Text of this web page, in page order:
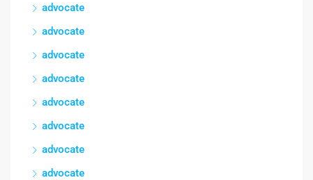
advocate
advocate
advocate
advocate
advocate
advocate
advocate
advocate